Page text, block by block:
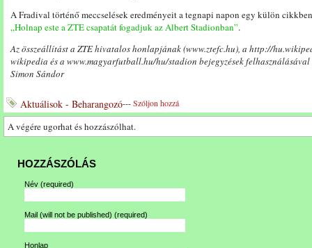
A Fradival történő meccselések eredményeit a tegnapi napon egy külön
„Holnap este a ZTE csapatát fogadjuk az Albert Stadionban”.
Az összeállítást a ZTE hivatalos honlapjának (www.ztefc.hu), a http://
wikipedia és a www.magyarfutball.hu/hu/stadion bejegyzések felhasználásával
Simon Sándor
Aktuálisok - Beharangozó---Szóljon hozzá
A végére ugorhat és hozzászólhat.
HOZZÁSZÓLÁS
Név (required)
Mail (will not be published) (required)
Honlap